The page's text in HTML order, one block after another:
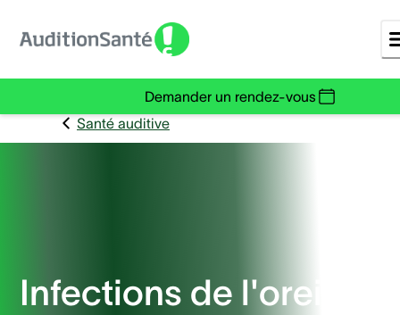
Demander un rendez-vous
Santé auditive
Infections de l'oreille et